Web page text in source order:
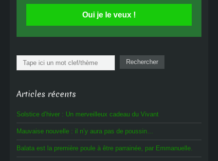
Oui je le veux !
Rechercher Rechercher
Articles récents
Solstice d’hiver : Un merveilleux cadeau du Vivant
Mauvaise nouvelle : il n’y aura pas de poussin…
Balata est la première poule à être parrainée, par Emmanuelle.